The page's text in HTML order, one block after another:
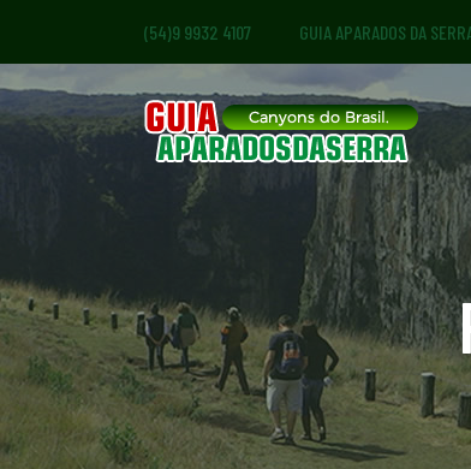
(54)9 9932 4107 GUIA APARADOS DA